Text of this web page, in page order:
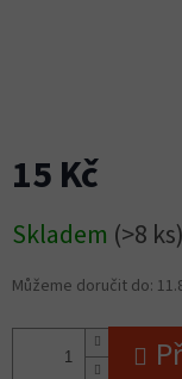
15 Kč
cena:
Skladem (>8 ks)
Můžeme doručit do: